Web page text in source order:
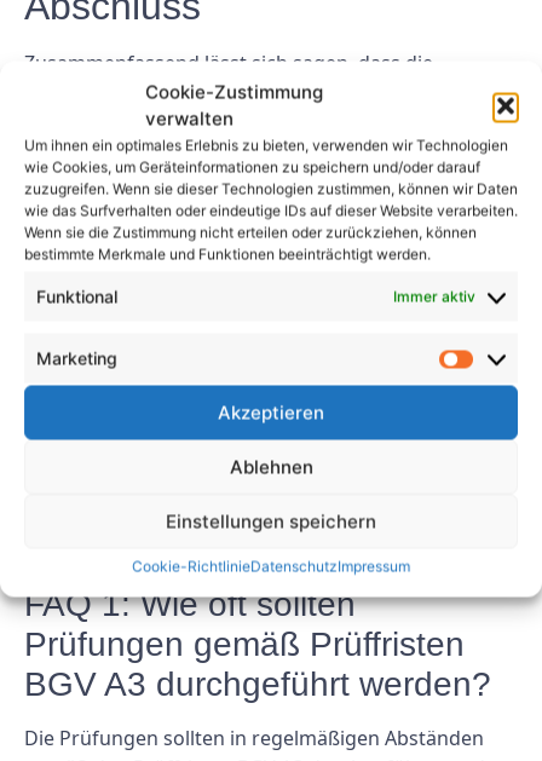
Cookie-Zustimmung
verwalten
Um ihnen ein optimales Erlebnis zu bieten, verwenden wir Technologien
wie Cookies, um Geräteinformationen zu speichern und/oder darauf
zuzugreifen. Wenn sie dieser Technologien zustimmen, können wir Daten
wie das Surfverhalten oder eindeutige IDs auf dieser Website verarbeiten.
Wenn sie die Zustimmung nicht erteilen oder zurückziehen, können
bestimmte Merkmale und Funktionen beeinträchtigt werden.
Funktional Immer aktiv
Marketing
Akzeptieren
Ablehnen
Einstellungen speichern
Cookie-RichtlinieDatenschutzImpressum
Zusammenfassend lässt sich sagen, dass die
Prüffristen BGV A3 eine entscheidende Rolle dabei
spielen, die Sicherheit am Arbeitsplatz zu
gewährleisten und Unfälle durch fehlerhafte
elektrische Geräte zu verhindern. Durch die
Einhaltung der in diesen Vorschriften dargelegten
Richtlinien können Unternehmen ein sicheres
Verpflichtungen vermeiden und die Effizienz und
Unternehmen ist es unerlässlich, der Einhaltung der
Prüffristen BGV A3 Vorrang zu geben und in
regelmäßige Inspektionen und Tests zu investieren,
um das Wohlergehen ihrer Mitarbeiter und den
FAQ 1: Wie oft sollten
Prüfungen gemäß Prüffristen
BGV A3 durchgeführt werden?
Die Prüfungen sollten in regelmäßigen Abständen